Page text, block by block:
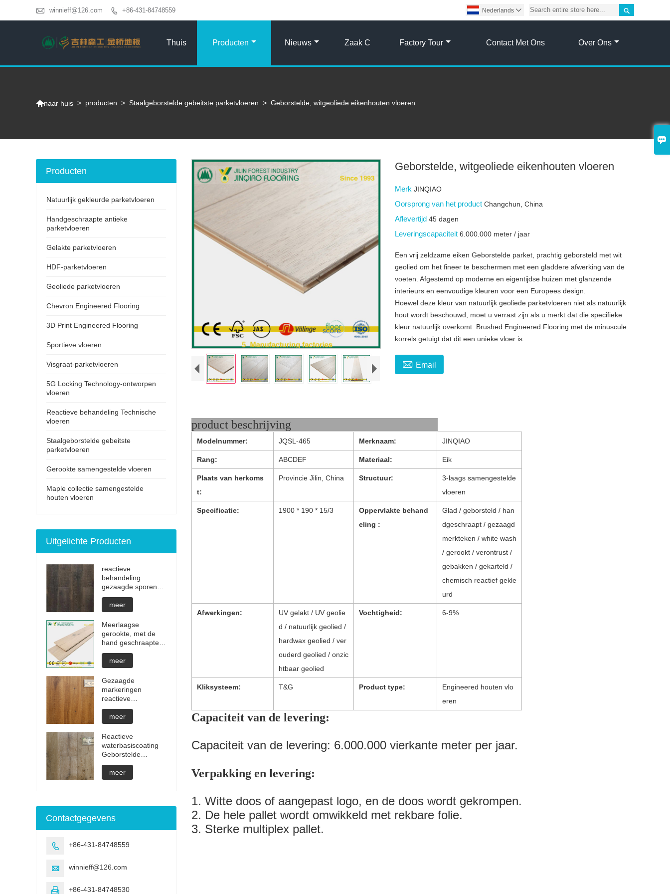

 winnieff@126.com  +86-431-84748559 
Nederlands 
Thuis Producten Nieuws Zaak C Factory Tour Contact Met Ons Over Ons
naar huis > producten > Staalgeborstelde gebeitste parketvloeren > Geborstelde, witgeoliede eikenhouten vloeren
Geborstelde, witgeoliede eikenhouten vloeren
MerkJINQIAO
Oorsprong van het productChangchun, China
Aflevertijd45 dagen
Leveringscapaciteit6.000.000 meter / jaar
Een vrij zeldzame eiken Geborstelde parket, prachtig geborsteld met wit
geolied om het fineer te beschermen met een gladdere afwerking van de
voeten. Afgestemd op moderne en eigentijdse huizen met glanzende
interieurs en eenvoudige kleuren voor een Europees design.
Hoewel deze kleur van natuurlijk geoliede parketvloeren niet als natuurlijk
hout wordt beschouwd, moet u verrast zijn als u merkt dat die specifieke
kleur natuurlijk overkomt. Brushed Engineered Flooring met de minuscule
korrels getuigt dat dit een unieke vloer is.
 Email
product beschrijving
Modelnummer: JQSL-465 Merknaam: JINQIAO
Rang: ABCDEF Materiaal: Eik
Plaats van herkoms
t:
Provincie Jilin, China Structuur:
3-laags samengestelde
vloeren
Specificatie: 1900 * 190 * 15/3
Oppervlakte behand
eling :
Glad / geborsteld / han
dgeschraapt / gezaagd
merkteken / white wash
/ gerookt / verontrust /
gebakken / gekarteld /
chemisch reactief gekle
urd
Afwerkingen:
UV gelakt / UV geolie
d / natuurlijk geolied /
hardwax geolied / ver
ouderd geolied / onzic
htbaar geolied
Vochtigheid: 6-9%
Kliksysteem: T&G Product type:
Engineered houten vlo
eren
Capaciteit van de levering:
Capaciteit van de levering: 6.000.000 vierkante meter per jaar.
Verpakking en levering:
1. Witte doos of aangepast logo, en de doos wordt gekrompen.
2. De hele pallet wordt omwikkeld met rekbare folie.
3. Sterke multiplex pallet.
Producten
Natuurlijk gekleurde parketvloeren
Handgeschraapte antieke
parketvloeren
Gelakte parketvloeren
HDF-parketvloeren
Geoliede parketvloeren
Chevron Engineered Flooring
3D Print Engineered Flooring
Sportieve vloeren
Visgraat-parketvloeren
5G Locking Technology-ontworpen
vloeren
Reactieve behandeling Technische
vloeren
Staalgeborstelde gebeitste
parketvloeren
Gerookte samengestelde vloeren
Maple collectie samengestelde
houten vloeren
Uitgelichte Producten
reactieve
behandeling
gezaagde sporen
onzichtbare
geoliede
parketvloeren
meer
Meerlaagse
gerookte, met de
hand geschraapte
wit geoliede harde
houten vloeren
meer
Gezaagde
markeringen
reactieve
behandeling
onzichtbare
geoliede
parketvloeren
meer
Reactieve
waterbasiscoating
Geborstelde
parketvloeren
meer
Contactgegevens
 +86-431-84748559
 winnieff@126.com
 +86-431-84748530